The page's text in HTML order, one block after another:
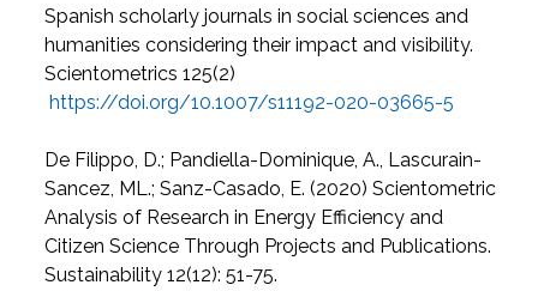
Spanish scholarly journals in social sciences and
humanities considering their impact and visibility.
Scientometrics 125(2)
https://doi.org/10.1007/s11192-020-03665-5
De Filippo, D.; Pandiella-Dominique, A., Lascurain-
Sancez, ML.; Sanz-Casado, E. (2020) Scientometric
Analysis of Research in Energy Efficiency and
Citizen Science Through Projects and Publications.
Sustainability 12(12): 51-75.